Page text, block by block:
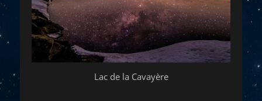
Lac de la Cavayère